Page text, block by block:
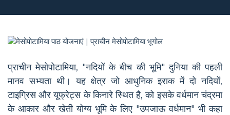
प्राचीन मेसोपोटामिया, "नदियों के बीच की भूमि" दुनिया की पहली
मानव सभ्यता थी। यह क्षेत्र जो आधुनिक इराक में दो नदियों,
टाइग्रिस और यूफ्रेट्स के किनारे स्थित है, को इसके वर्धमान चंद्रमा
के आकार और खेती योग्य भूमि के लिए "उपजाऊ वर्धमान" भी कहा